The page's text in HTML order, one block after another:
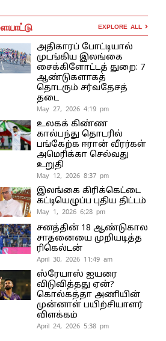
EXPLORE ALL
அதிகாரப் போட்டியால்
முடங்கிய இலங்கை
சைக்கிளோட்டத் துறை: 7
ஆண்டுகளாகத்
தொடரும் சர்வதேசத்
தடை
May 27, 2026 4:19 pm
உலகக் கிண்ண
கால்பந்து தொடரில்
பங்கேற்க ஈரான் வீரர்கள்
அமெரிக்கா செல்வது
உறுதி
May 12, 2026 8:37 pm
இலங்கை கிரிக்கெட்டை
கட்டியெழுப்ப புதிய திட்டம்
May 1, 2026 6:28 pm
சனத்தின் 18 ஆண்டுகால
சாதனையை முறியடித்த
ரிகெல்டன்
April 30, 2026 11:49 am
ஸ்ரேயாஸ் ஐயரை
விடுவித்தது ஏன்?
கொல்கத்தா அணியின்
முன்னாள் பயிற்சியாளர்
விளக்கம்
April 24, 2026 5:38 pm